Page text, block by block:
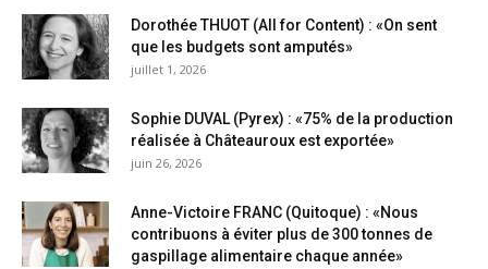
Dorothée THUOT (All for Content) : «On sent
que les budgets sont amputés»
juillet 1, 2026
Sophie DUVAL (Pyrex) : «75% de la production
réalisée à Châteauroux est exportée»
juin 26, 2026
Anne-Victoire FRANC (Quitoque) : «Nous
contribuons à éviter plus de 300 tonnes de
gaspillage alimentaire chaque année»